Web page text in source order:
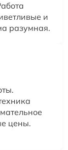
и
разумная.
цены.